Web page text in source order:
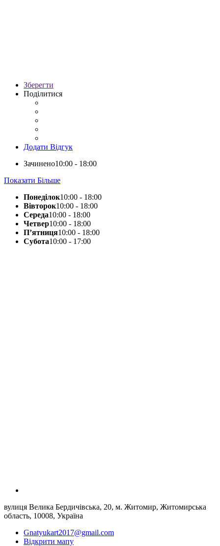
Зберегти
Поділитися
Додати Відгук
Зачинено10:00 - 18:00
Показати Більше
Понеділок10:00 - 18:00
Вівторок10:00 - 18:00
Середа10:00 - 18:00
Четвер10:00 - 18:00
П’ятниця10:00 - 18:00
Субота10:00 - 17:00
вулиця Велика Бердичівська, 20, м. Житомир, Житомирська
область, 10008, Україна
Gnatyukart2017@gmail.com
Відкрити мапу